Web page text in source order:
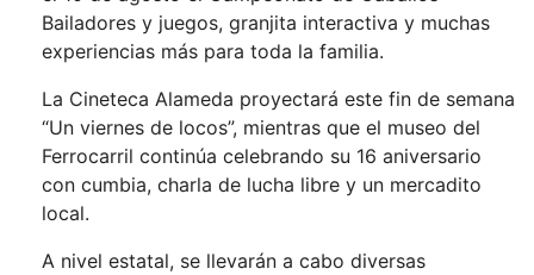
Bailadores y juegos, granjita interactiva y muchas
experiencias más para toda la familia.
La Cineteca Alameda proyectará este fin de semana
“Un viernes de locos”, mientras que el museo del
Ferrocarril continúa celebrando su 16 aniversario
con cumbia, charla de lucha libre y un mercadito
local.
A nivel estatal, se llevarán a cabo diversas